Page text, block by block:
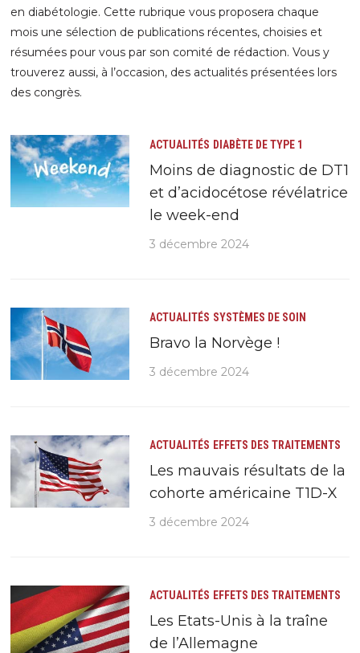
en diabétologie. Cette rubrique vous proposera chaque
mois une sélection de publications récentes, choisies et
résumées pour vous par son comité de rédaction. Vous y
trouverez aussi, à l’occasion, des actualités présentées lors
des congrès.
ACTUALITÉS DIABÈTE DE TYPE 1
Moins de diagnostic de DT1
et d’acidocétose révélatrice
le week-end
3 décembre 2024
ACTUALITÉS SYSTÈMES DE SOIN
Bravo la Norvège !
3 décembre 2024
ACTUALITÉS EFFETS DES TRAITEMENTS
Les mauvais résultats de la
cohorte américaine T1D-X
3 décembre 2024
ACTUALITÉS EFFETS DES TRAITEMENTS
Les Etats-Unis à la traîne
de l’Allemagne